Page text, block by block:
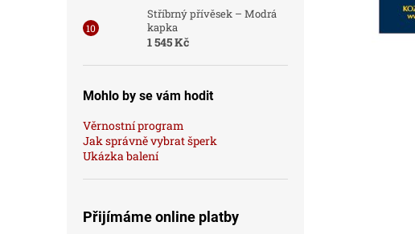
Stříbrný přívěsek – Modrá
kapka
1 545 Kč
Mohlo by se vám hodit
Věrnostní program
Jak správně vybrat šperk
Ukázka balení
Přijímáme online platby